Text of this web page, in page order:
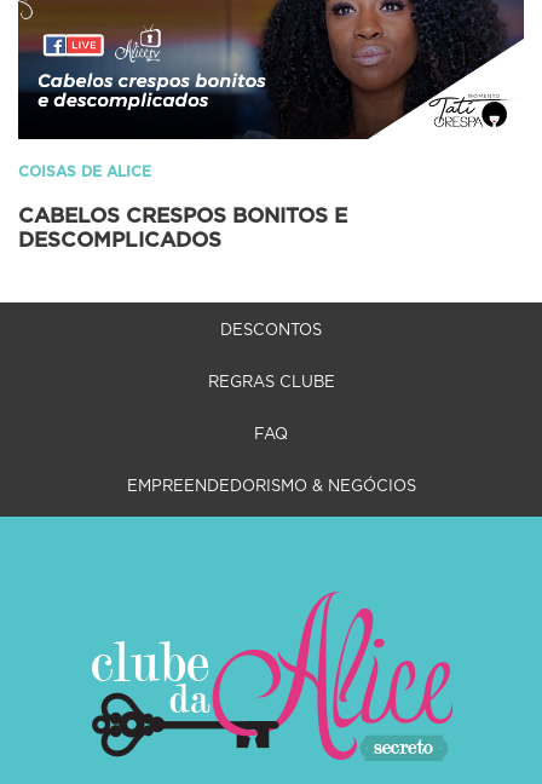
COISAS DE ALICE
CABELOS CRESPOS BONITOS E
DESCOMPLICADOS
DESCONTOS
REGRAS CLUBE
FAQ
EMPREENDEDORISMO & NEGÓCIOS